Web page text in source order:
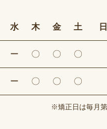
水 木 金 土
ー 〇 〇 〇
ー 〇 〇 〇
※矯正日は毎月